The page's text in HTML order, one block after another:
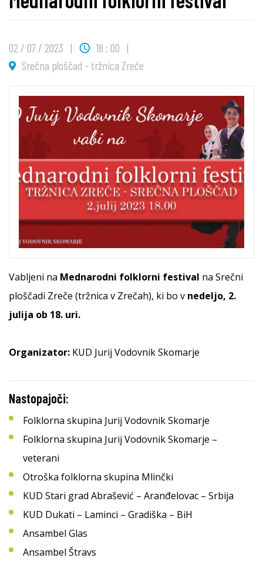
02 / 07 / 2023
18 : 00
Srečna ploščad - tržnica Zreče
Vabljeni na Mednarodni folklorni festival na Srečni
ploščadi Zreče (tržnica v Zrečah), ki bo v nedeljo, 2.
julija ob 18. uri.
Organizator: KUD Jurij Vodovnik Skomarje
Nastopajoči:
Folklorna skupina Jurij Vodovnik Skomarje
Folklorna skupina Jurij Vodovnik Skomarje –
veterani
Otroška folklorna skupina Mlinčki
KUD Stari grad Abrašević – Aranđelovac – Srbija
KUD Dukati – Laminci – Gradiška – BiH
Ansambel Glas
Ansambel Štravs